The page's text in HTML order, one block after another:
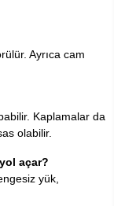
Ayrıca cam
Kaplamalar da
olabilir.
açar?
yük,